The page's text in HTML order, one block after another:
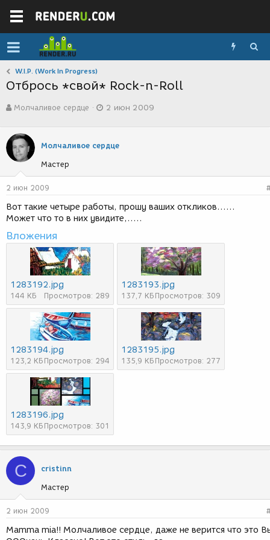
W.I.P. (Work In Progress)
Отбрось *свой* Rock-n-Roll
в
о
р
т
е
м
ы
Молчаливое сердце
а
с
д
и
я
2 июн 2009
Молчаливое сердце
Мастер
2 июн 2009
Вот такие четыре работы, прошу ваших откликов......
Может что то в них увидите,.....
Вложения
1283192.jpg
144 КБ Просмотров: 289
1283193.jpg
137,7 КБ Просмотров: 309
1283194.jpg
123,2 КБ Просмотров: 294
1283195.jpg
135,9 КБ Просмотров: 277
1283196.jpg
143,9 КБ Просмотров: 301
C cristinn
Мастер
2 июн 2009
Mamma mia!! Молчаливое сердце, даже не верится что это